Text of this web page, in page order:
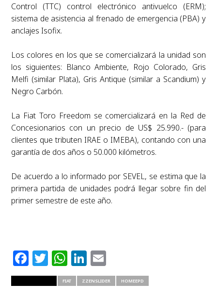
Control (TTC) control electrónico antivuelco (ERM);
sistema de asistencia al frenado de emergencia (PBA) y
anclajes Isofix.
Los colores en los que se comercializará la unidad son
los siguientes: Blanco Ambiente, Rojo Colorado, Gris
Melfi (similar Plata), Gris Antique (similar a Scandium) y
Negro Carbón.
La Fiat Toro Freedom se comercializará en la Red de
Concesionarios con un precio de US$ 25.990.- (para
clientes que tributen IRAE o IMEBA), contando con una
garantía de dos años o 50.000 kilómetros.
De acuerdo a lo informado por SEVEL, se estima que la
primera partida de unidades podrá llegar sobre fin del
primer semestre de este año.
Facebook
Twitter
WhatsApp
LinkedIn
Email
FIAT ZZENSLIDER HOMEEPD